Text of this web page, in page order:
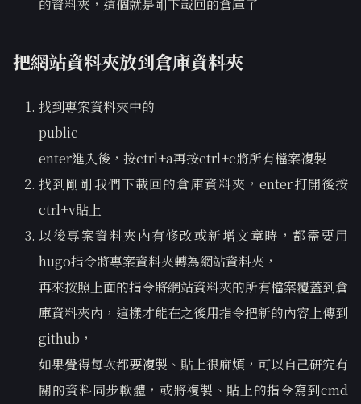
的資料夾，這個就是剛下載回的倉庫了
把網站資料夾放到倉庫資料夾
找到專案資料夾中的
public
enter進入後，按ctrl+a再按ctrl+c將所有檔案複製
找到剛剛我們下載回的倉庫資料夾，enter打開後按
ctrl+v貼上
以後專案資料夾內有修改或新增文章時，都需要用
hugo指令將專案資料夾轉為網站資料夾，
再來按照上面的指令將網站資料夾的所有檔案覆蓋到倉
庫資料夾內，這樣才能在之後用指令把新的內容上傳到
github，
如果覺得每次都要複製、貼上很麻煩，可以自己研究有
關的資料同步軟體，或將複製、貼上的指令寫到cmd